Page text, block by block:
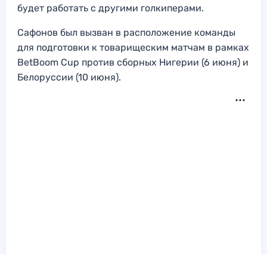
будет работать с другими голкиперами.
Сафонов был вызван в расположение команды
для подготовки к товарищеским матчам в рамках
BetBoom Cup против сборных Нигерии (6 июня) и
Белоруссии (10 июня).